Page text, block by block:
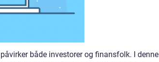
både investorer og finansfolk. I denne